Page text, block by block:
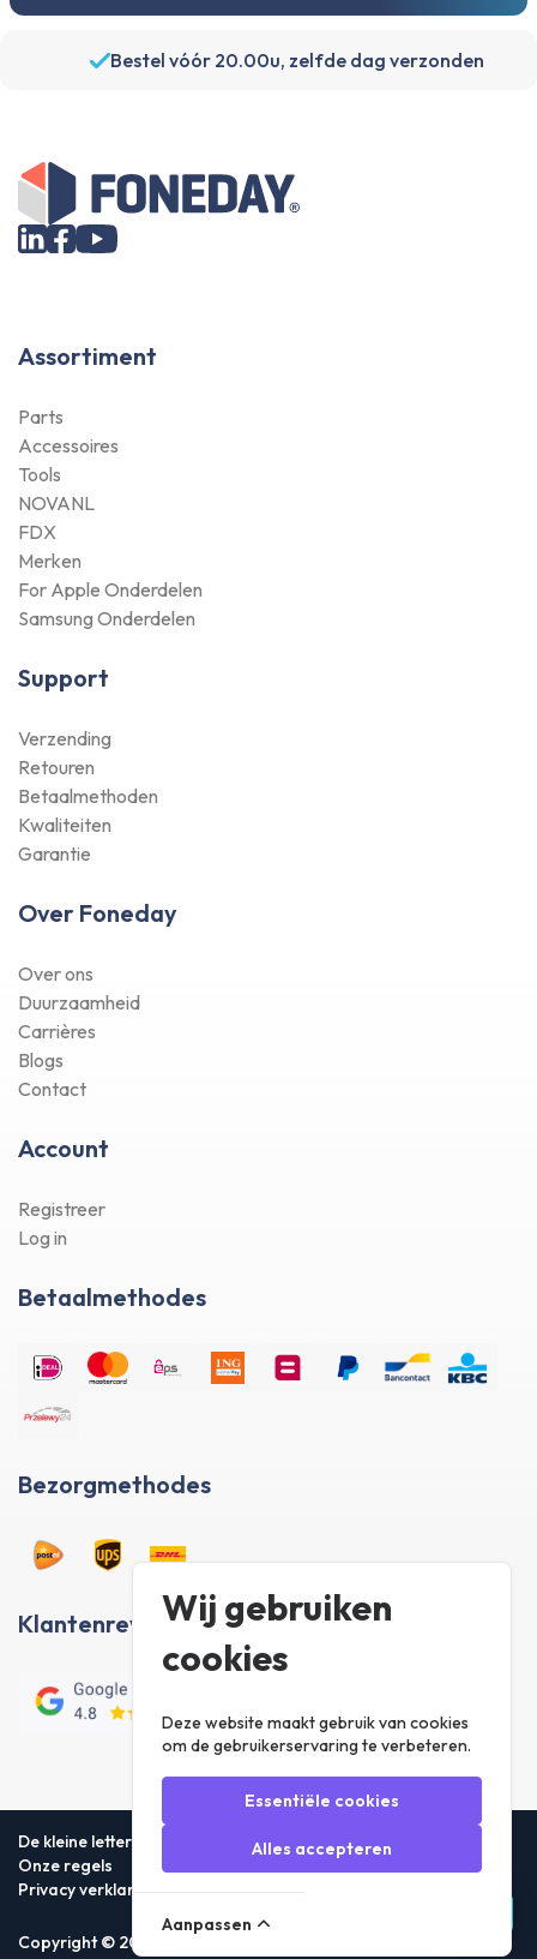
Bestel vóór 20.00u, zelfde dag verzonden
Assortiment
Parts
Accessoires
Tools
NOVANL
FDX
Merken
For Apple Onderdelen
Samsung Onderdelen
Support
Verzending
Retouren
Betaalmethoden
Kwaliteiten
Garantie
Over Foneday
Over ons
Duurzaamheid
Carrières
Blogs
Contact
Account
Registreer
Log in
Betaalmethodes
Bezorgmethodes
Klantenreviews
Copyright © 2026 Foneday.nl B.V. All rights reserved.
De kleine lettertjes
Onze regels
Privacy verklaring
Wij gebruiken
cookies
Deze website maakt gebruik van cookies
om de gebruikerservaring te verbeteren.
Essentiële cookies
Alles accepteren
Aanpassen